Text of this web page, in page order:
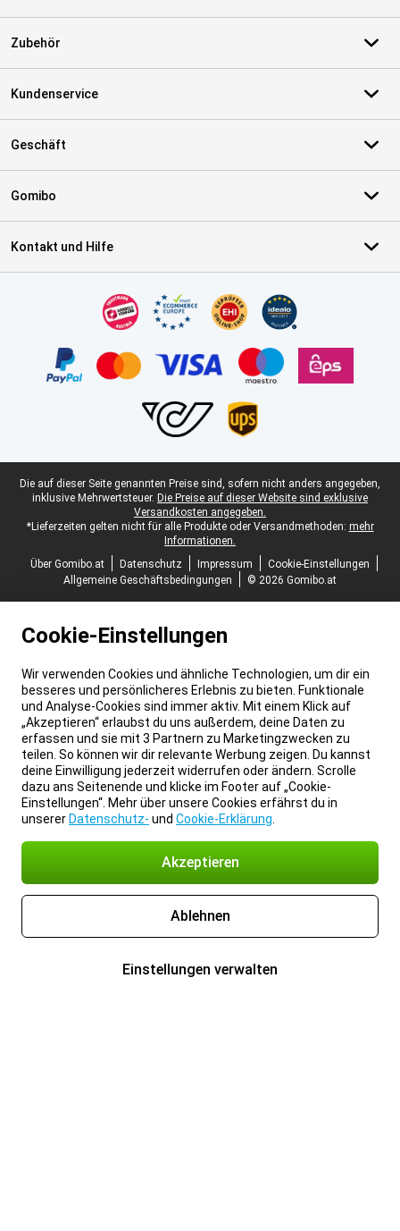
Zubehör
Kundenservice
Geschäft
Gomibo
Kontakt und Hilfe
Juristische Fußzeile
Die auf dieser Seite genannten Preise sind, sofern nicht anders angegeben,
inklusive Mehrwertsteuer. Die Preise auf dieser Website sind exklusive
Versandkosten angegeben.
*Lieferzeiten gelten nicht für alle Produkte oder Versandmethoden: mehr
Informationen.
Über Gomibo.at
Datenschutz Impressum
Cookie-Einstellungen
Allgemeine Geschäftsbedingungen
© 2026 Gomibo.at
Cookie-Einstellungen
Wir verwenden Cookies und ähnliche Technologien, um dir ein
besseres und persönlicheres Erlebnis zu bieten. Funktionale
und Analyse-Cookies sind immer aktiv. Mit einem Klick auf
„Akzeptieren“ erlaubst du uns außerdem, deine Daten zu
erfassen und sie mit 3 Partnern zu Marketingzwecken zu
teilen. So können wir dir relevante Werbung zeigen. Du kannst
deine Einwilligung jederzeit widerrufen oder ändern. Scrolle
dazu ans Seitenende und klicke im Footer auf „Cookie-
Einstellungen“. Mehr über unsere Cookies erfährst du in
unserer Datenschutz- und Cookie-Erklärung
Akzeptieren
Ablehnen
Einstellungen verwalten